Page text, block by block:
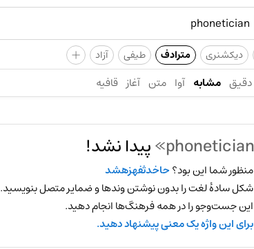
دیکشنری مترادف طیفی آزاد +
دقیق مشابه آوا متن آغاز قافیه
پیدا نشد!
منظور شما این بود؟حاخدثفهزهشد
شکل سادهٔ لغت را بدون نوشتن وندها و ضمایر متصل بنویسید.
این جست‌وجو را در همه فرهنگ‌ها انجام دهید.
برای این واژه یک معنی پیشنهاد دهید.